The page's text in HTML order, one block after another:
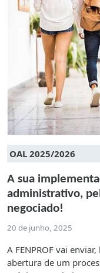
OAL 2025/2026
A sua
administrativo,
negociado!
20 de junho, 2025
A FENPROF vai
abertura de um